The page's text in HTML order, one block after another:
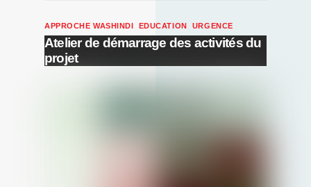
APPROCHE WASHINDI EDUCATION URGENCE
Atelier de démarrage des activités du
projet